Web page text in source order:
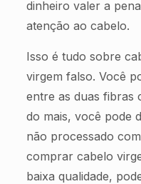
dinheiro valer a
atenção ao cabelo.
Isso é tudo sobre
virgem falso. Você
entre as duas fibras
do mais, você pode
não processado
comprar cabelo
baixa qualidade,